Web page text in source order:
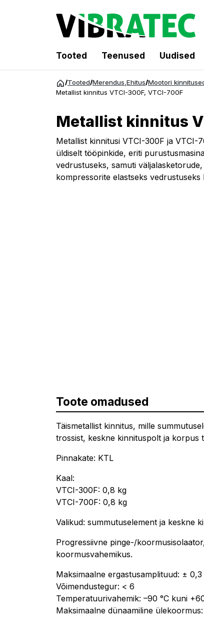
Tooted Teenused Uudised
/Tooted/Merendus,Ehitus/Mootori
Metallist kinnitus VTCI-300F, VTCI-700F
Metallist kinnitus
Metallist kinnitusi VTCI-300F ja VTCI-
üldiselt tööpinkide, eriti
vedrustuseks, samuti
kompressorite elastseks vedrustuseks
Toote omadused
Täismetallist kinnitus, mille
trossist, keskne kinnituspolt ja korpus
Pinnakate: KTL
Kaal:
VTCI-300F: 0,8 kg
VTCI-700F: 0,8 kg
Valikud: summutuselement ja keskne
Progressiivne pinge-/
koormusvahemikus.
Maksimaalne ergastusamplituud: ± 0,3
Võimendustegur: < 6
Temperatuurivahemik: –90 °C kuni
Maksimaalne dünaamiline